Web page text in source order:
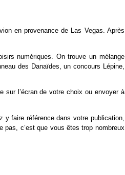
en provenance de Las Vegas. Après
numériques. On trouve un mélange
des Danaïdes, un concours Lépine,
sur l’écran de votre choix ou envoyer à
y faire référence dans votre publication,
c’est que vous êtes trop nombreux